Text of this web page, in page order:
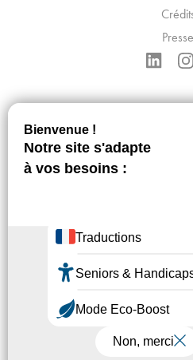
Presse